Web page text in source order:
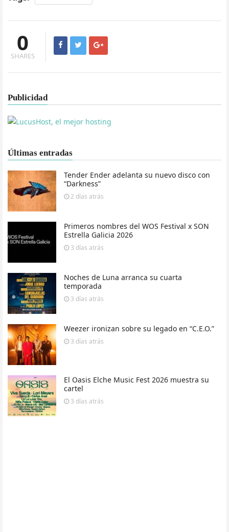
0
SHARES
Publicidad
Últimas entradas
Tender Ender adelanta su nuevo disco con
“Darkness”
2 días atrás
Primeros nombres del WOS Festival x SON
Estrella Galicia 2026
3 días atrás
Noches de Luna arranca su cuarta
temporada
3 días atrás
Weezer ironizan sobre su legado en “C.E.O.”
3 días atrás
El Oasis Elche Music Fest 2026 muestra su
cartel
3 días atrás